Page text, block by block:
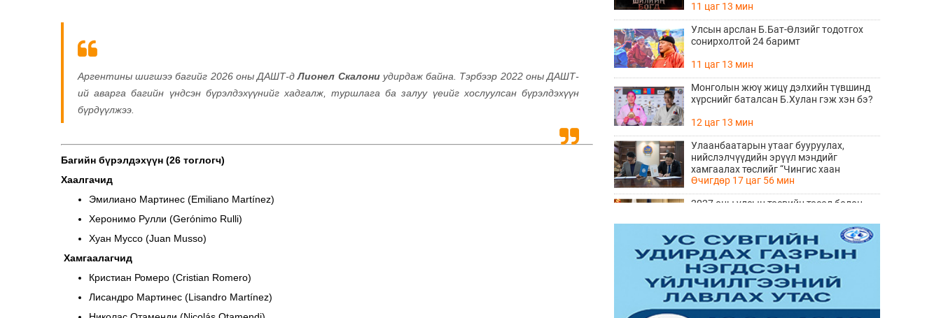
Аргентины шигшээ багийг 2026 оны ДАШТ-дЛионел Скалониудирдаж байна. Тэрбээр 2022 оны ДАШТ-
ий аварга багийн үндсэн бүрэлдэхүүнийг хадгалж, туршлага ба залуу үеийг хослуулсан бүрэлдэхүүн
бүрдүүлжээ.
Багийн бүрэлдэхүүн (26 тоглогч)
Хаалгачид
Эмилиано Мартинес (Emiliano Martínez)
Херонимо Рулли (Gerónimo Rulli)
Хуан Муссо (Juan Musso)
Хамгаалагчид
Кристиан Ромеро (Cristian Romero)
Лисандро Мартинес (Lisandro Martínez)
11 цаг 13 мин
Улсын арслан Б.Бат-Өлзийг тодотгох
сонирхолтой 24 баримт
11 цаг 13 мин
Монголын жюү жицү дэлхийн түвшинд
хүрснийг баталсан Б.Хулан гэж хэн бэ?
12 цаг 13 мин
Улаанбаатарын утааг бууруулах,
нийслэлчүүдийн эрүүл мэндийг
хамгаалах төслийг “Чингис хаан
баялгийн сан нэгдэл” ХХК-тай хамтран
хэрэгжүүлнэ
Өчигдөр 17 цаг 56 мин
2027 оны улсын төсвийн төсөл болон
олон нийтийн хэлэлцүүлэг боллоо
Өчигдөр 17 цаг 38 мин
Нийгмийн даатгалын сангийн хөрөнгө
7.6 тэрбум төгрөгөөр арвижлаа
Өчигдөр 17 цаг 18 мин